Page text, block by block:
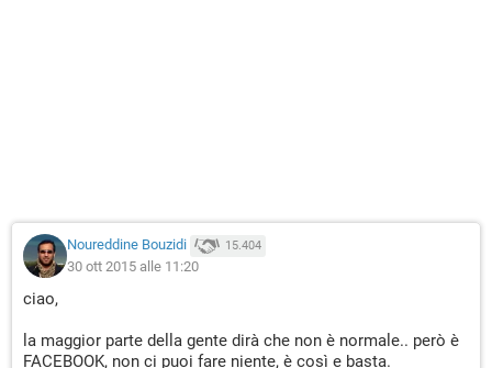
Noureddine Bouzidi 15.404
30 ott 2015 alle 11:20
ciao,
la maggior parte della gente dirà che non è normale.. però è
FACEBOOK, non ci puoi fare niente, è così e basta.